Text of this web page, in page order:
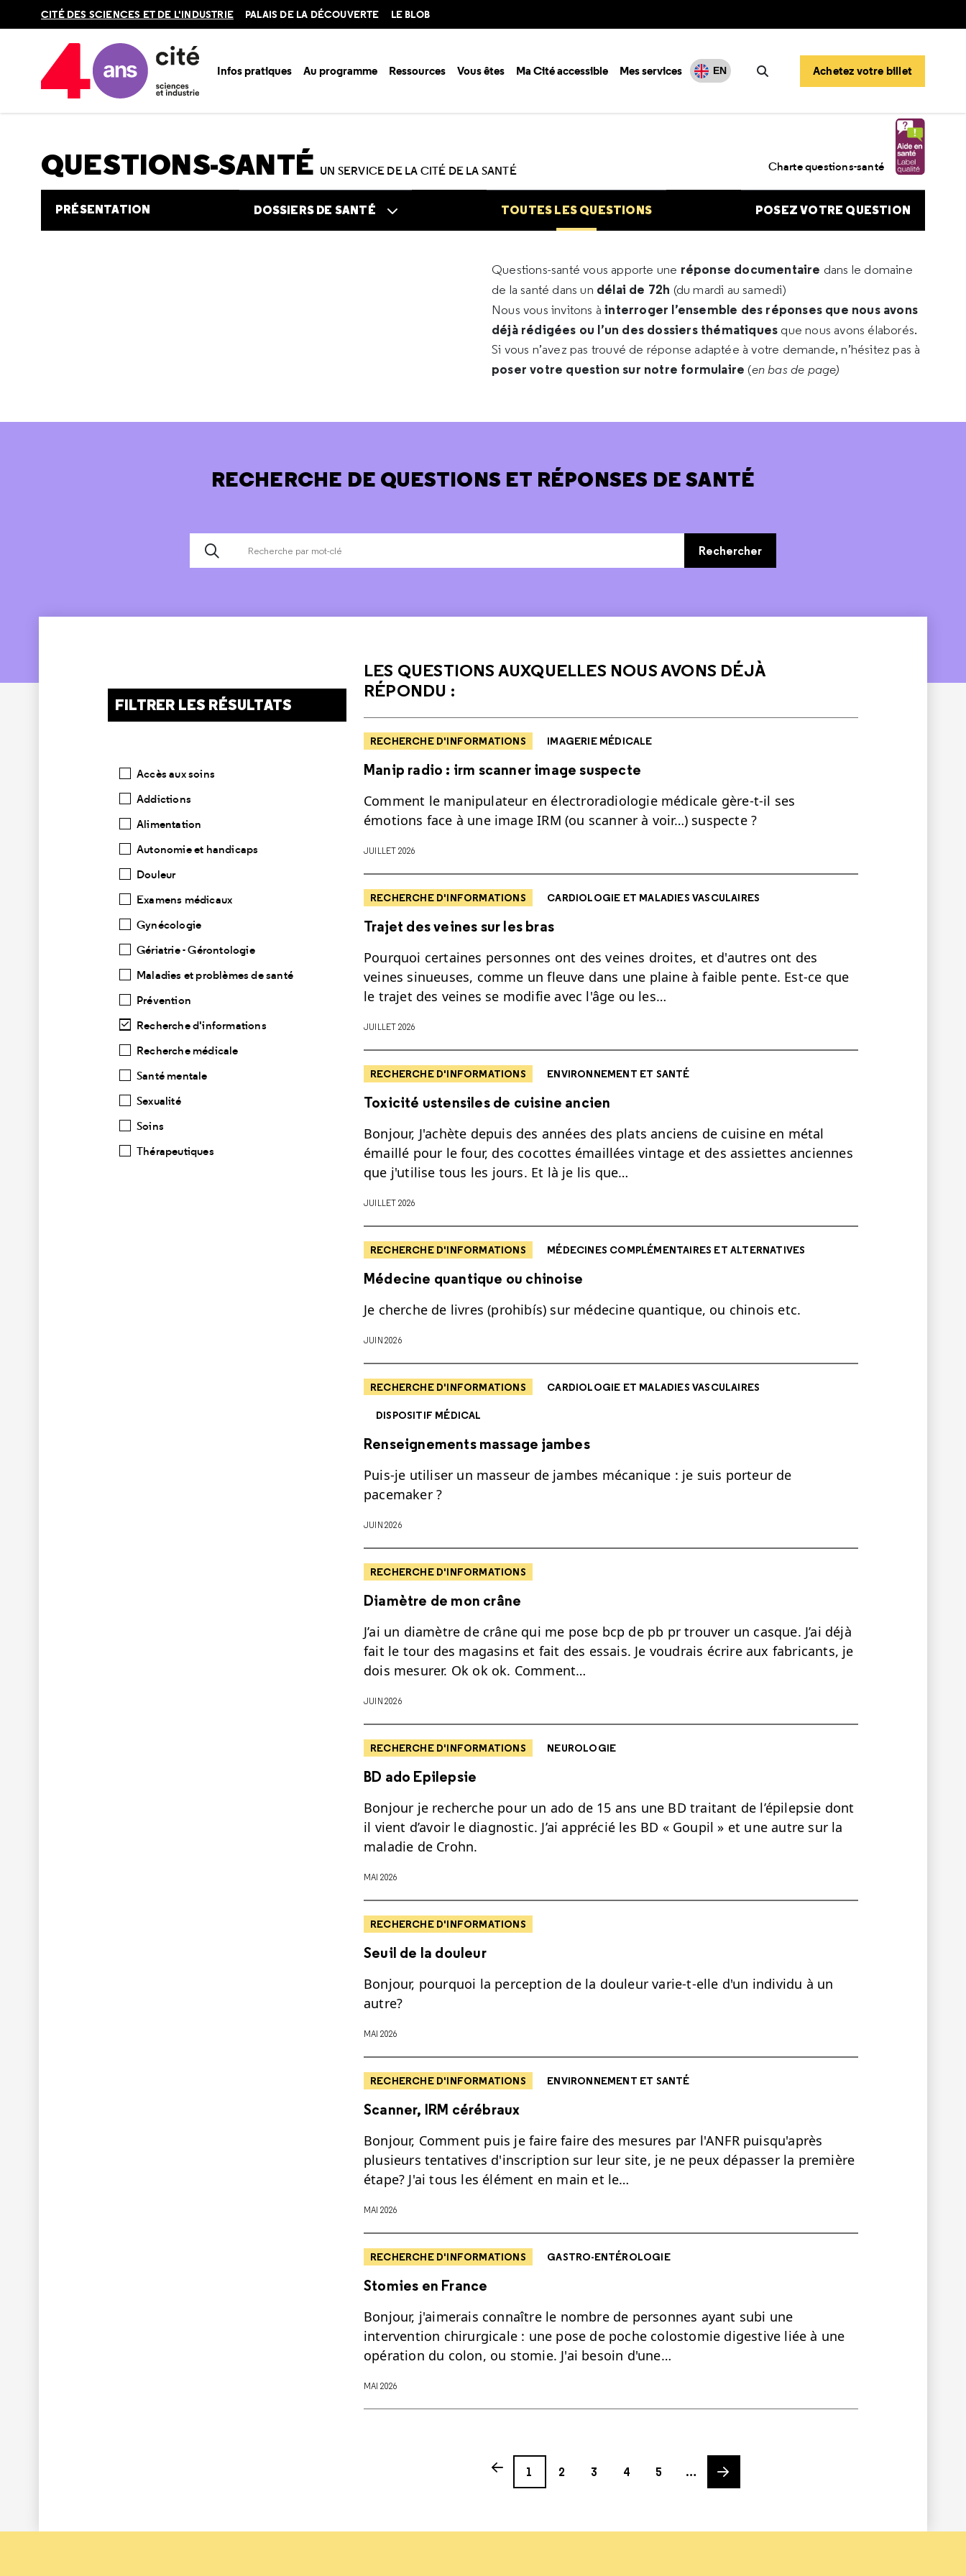
en
CITÉ DES SCIENCES ET DE L'INDUSTRIE PALAIS DE LA DÉCOUVERTE LE BLOB
Infos pratiques Au programme Ressources Vous êtes Ma Cité accessible Mes services EN
Rechercher
Achetez votre billet
Accueil Au programme
QUESTIONS-SANTÉ UN SERVICE DE LA CITÉ DE LA SANTÉ Charte questions-santé
PRÉSENTATION DOSSIERS DE SANTÉ TOUTES LES QUESTIONS POSEZ VOTRE QUESTION
Questions-santé vous apporte une réponse documentaire dans le domaine
de la santé dans un délai de 72h (du mardi au samedi)
Nous vous invitons àinterroger l’ensemble des réponses que nous avons
déjà rédigées ou l’un des dossiers thématiques que nous avons élaborés.
Si vous n’avez pas trouvé de réponse adaptée à votre demande, n’hésitez pas à
poser votre question sur notre formulaire (en bas de page)
RECHERCHE DE QUESTIONS ET RÉPONSES DE SANTÉ
Rechercher
FILTRER LES RÉSULTATS
Accès aux soins
Addictions
Alimentation
Autonomie et handicaps
Douleur
Examens médicaux
Gynécologie
Gériatrie - Gérontologie
Maladies et problèmes de santé
Prévention
Recherche d'informations
Recherche médicale
Santé mentale
Sexualité
Soins
Thérapeutiques
LES QUESTIONS AUXQUELLES NOUS AVONS DÉJÀ
RÉPONDU :
RECHERCHE D'INFORMATIONS IMAGERIE MÉDICALE
Manip radio : irm scanner image suspecte
Comment le manipulateur en électroradiologie médicale gère-t-il ses
émotions face à une image IRM (ou scanner à voir…) suspecte ?
JUILLET 2026
RECHERCHE D'INFORMATIONS CARDIOLOGIE ET MALADIES VASCULAIRES
Trajet des veines sur les bras
Pourquoi certaines personnes ont des veines droites, et d'autres ont des
veines sinueuses, comme un fleuve dans une plaine à faible pente. Est-ce que
le trajet des veines se modifie avec l'âge ou les…
JUILLET 2026
RECHERCHE D'INFORMATIONS ENVIRONNEMENT ET SANTÉ
Toxicité ustensiles de cuisine ancien
Bonjour, J'achète depuis des années des plats anciens de cuisine en métal
émaillé pour le four, des cocottes émaillées vintage et des assiettes anciennes
que j'utilise tous les jours. Et là je lis que…
JUILLET 2026
RECHERCHE D'INFORMATIONS MÉDECINES COMPLÉMENTAIRES ET ALTERNATIVES
Médecine quantique ou chinoise
Je cherche de livres (prohibís) sur médecine quantique, ou chinois etc.
JUIN 2026
RECHERCHE D'INFORMATIONS CARDIOLOGIE ET MALADIES VASCULAIRES
DISPOSITIF MÉDICAL
Renseignements massage jambes
Puis-je utiliser un masseur de jambes mécanique : je suis porteur de
pacemaker ?
JUIN 2026
RECHERCHE D'INFORMATIONS
Diamètre de mon crâne
J’ai un diamètre de crâne qui me pose bcp de pb pr trouver un casque. J’ai déjà
fait le tour des magasins et fait des essais. Je voudrais écrire aux fabricants, je
dois mesurer. Ok ok ok. Comment…
JUIN 2026
RECHERCHE D'INFORMATIONS NEUROLOGIE
BD ado Epilepsie
Bonjour je recherche pour un ado de 15 ans une BD traitant de l’épilepsie dont
il vient d’avoir le diagnostic. J’ai apprécié les BD « Goupil » et une autre sur la
maladie de Crohn.
MAI 2026
RECHERCHE D'INFORMATIONS
Seuil de la douleur
Bonjour, pourquoi la perception de la douleur varie-t-elle d'un individu à un
autre?
MAI 2026
RECHERCHE D'INFORMATIONS ENVIRONNEMENT ET SANTÉ
Scanner, IRM cérébraux
Bonjour, Comment puis je faire faire des mesures par l'ANFR puisqu'après
plusieurs tentatives d'inscription sur leur site, je ne peux dépasser la première
étape? J'ai tous les élément en main et le…
MAI 2026
RECHERCHE D'INFORMATIONS GASTRO-ENTÉROLOGIE
Stomies en France
Bonjour, j'aimerais connaître le nombre de personnes ayant subi une
intervention chirurgicale : une pose de poche colostomie digestive liée à une
opération du colon, ou stomie. J'ai besoin d'une…
MAI 2026
Previous page
Page
1
Page
2
3
4
5
…
Next page